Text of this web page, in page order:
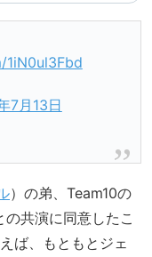
7月13日
）の弟、Team10の
共演に同意したこ
ば、もともとジェ